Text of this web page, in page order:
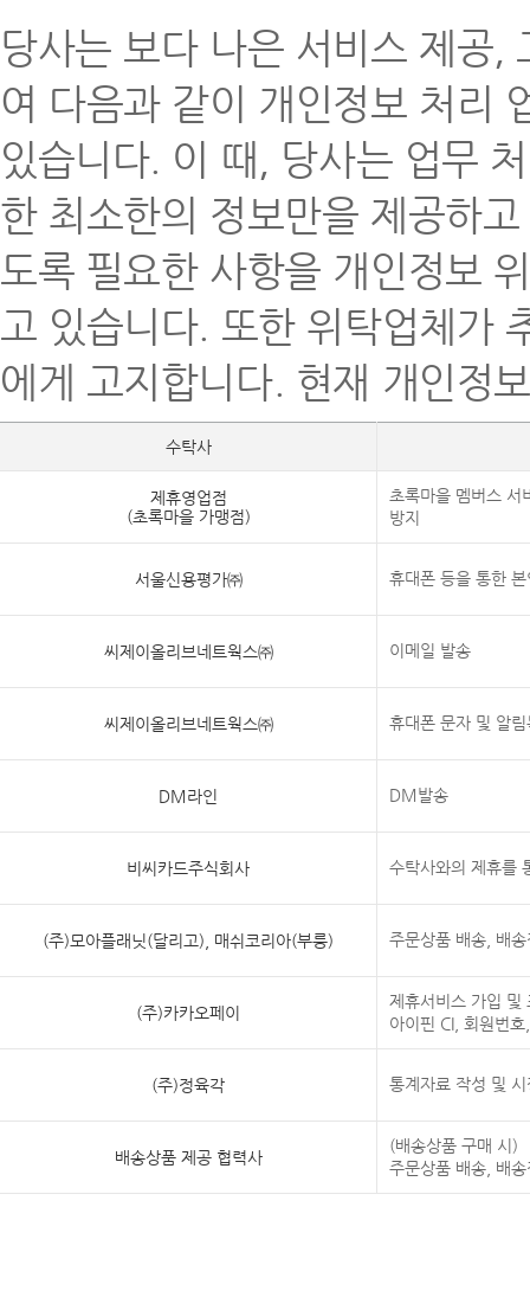
당사는 보다 나은 서비스 제공,
여 다음과 같이 개인정보 처리
있습니다. 이 때, 당사는 업무
한 최소한의 정보만을 제공하
도록 필요한 사항을 개인정보
고 있습니다. 또한 위탁업체가
에게 고지합니다. 현재 개인정
수탁사
제휴영업점
(초록마을 가맹점)
초록마을 멤버스 서
방지
서울신용평가㈜ 휴대폰 등을 통한
씨제이올리브네트웍스㈜ 이메일 발송
씨제이올리브네트웍스㈜ 휴대폰 문자 및 알
DM라인 DM발송
비씨카드주식회사 수탁사와의 제휴를
(주)모아플래닛(달리고), 매쉬코리아(부릉) 주문상품 배송, 배
(주)카카오페이
제휴서비스 가입 및
아이핀 CI, 회원번
(주)정육각 통계자료 작성 및 시
배송상품 제공 협력사
(배송상품 구매 시)
주문상품 배송, 배